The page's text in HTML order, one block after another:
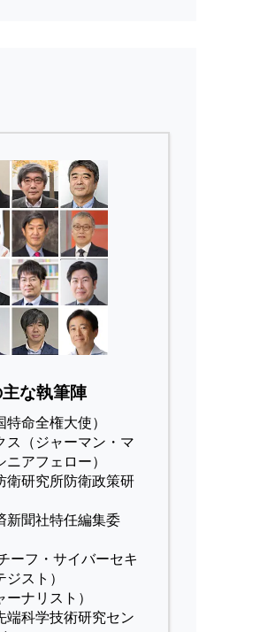
な執筆陣
命全権大使）
ス（ジャーマン・マ
アフェロー）
衛研究所防衛政策研
新聞社特任編集委
ーフ・サイバーセキ
スト）
ナリスト）
端科学技術研究セン